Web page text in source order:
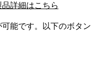
品詳細はこちら
能です。以下のボタン